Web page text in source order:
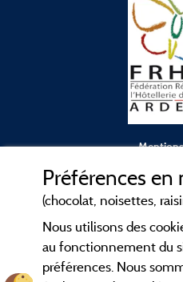
Conditions
Préférences en
(chocolat, noisettes,
Nous utilisons des
au fonctionnement du
préférences. Nous